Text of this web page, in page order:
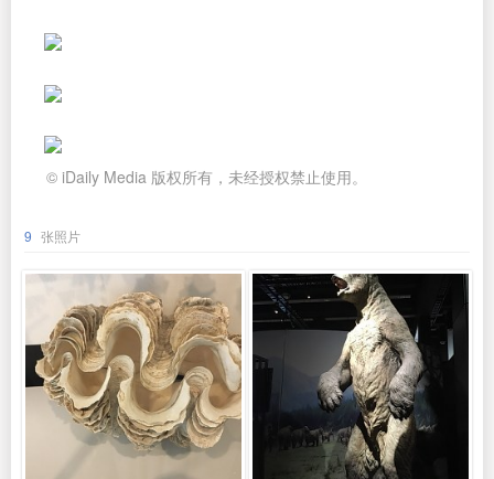
© iDaily Media 版权所有，未经授权禁止使用。
9 张照片